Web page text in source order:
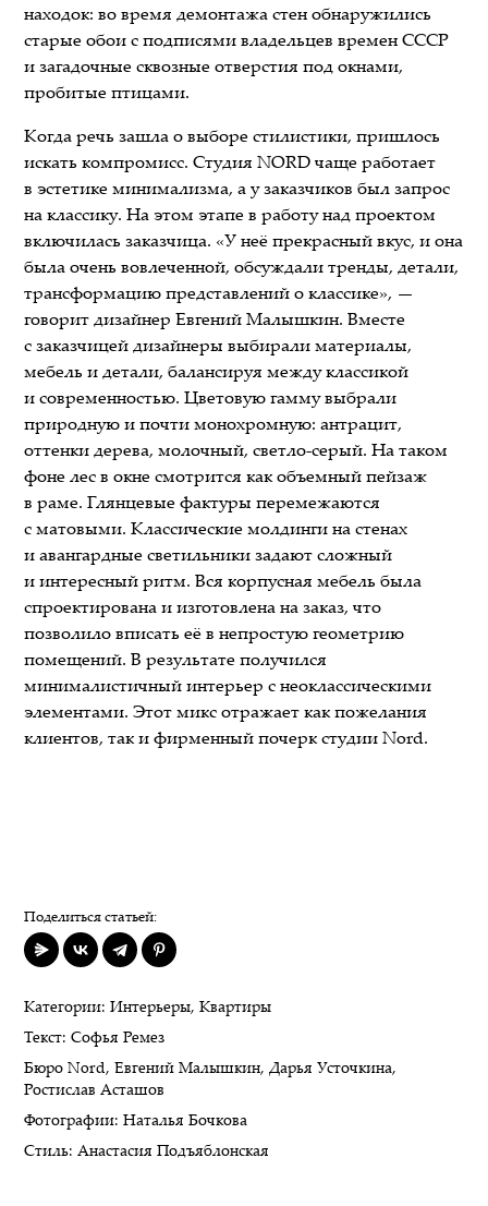
находок: во время демонтажа стен обнаружились
старые обои с подписями владельцев времен СССР
и загадочные сквозные отверстия под окнами,
пробитые птицами.
Когда речь зашла о выборе стилистики, пришлось
искать компромисс. Студия NORD чаще работает
в эстетике минимализма, а у заказчиков был запрос
на классику. На этом этапе в работу над проектом
включилась заказчица. «У неё прекрасный вкус, и она
была очень вовлеченной, обсуждали тренды, детали,
трансформацию представлений о классике», —
говорит дизайнер Евгений Малышкин. Вместе
с заказчицей дизайнеры выбирали материалы,
мебель и детали, балансируя между классикой
и современностью. Цветовую гамму выбрали
природную и почти монохромную: антрацит,
оттенки дерева, молочный, светло-серый. На таком
фоне лес в окне смотрится как объемный пейзаж
в раме. Глянцевые фактуры перемежаются
с матовыми. Классические молдинги на стенах
и авангардные светильники задают сложный
и интересный ритм. Вся корпусная мебель была
спроектирована и изготовлена на заказ, что
позволило вписать её в непростую геометрию
помещений. В результате получился
минималистичный интерьер с неоклассическими
элементами. Этот микс отражает как пожелания
клиентов, так и фирменный почерк студии Nord.
Поделиться статьей:
Категории:Интерьеры,Квартиры
Текст:Софья Ремез
Бюро Nord, Евгений Малышкин,Дарья Усточкина,
Ростислав Асташов
Фотографии:Наталья Бочкова
Стиль:Анастасия Подъяблонская